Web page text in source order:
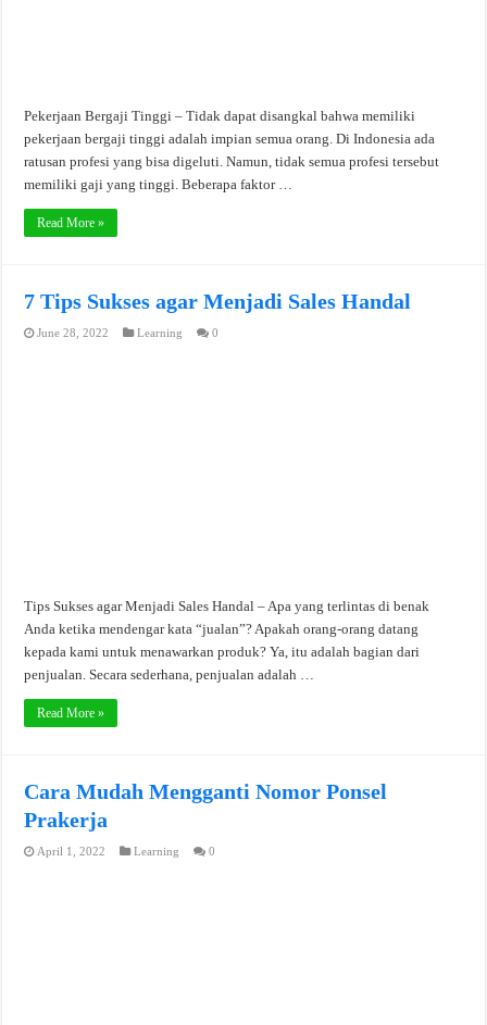
Pekerjaan Bergaji Tinggi – Tidak dapat disangkal bahwa memiliki
pekerjaan bergaji tinggi adalah impian semua orang. Di Indonesia ada
ratusan profesi yang bisa digeluti. Namun, tidak semua profesi tersebut
memiliki gaji yang tinggi. Beberapa faktor …
Read More »
7 Tips Sukses agar Menjadi Sales Handal
June 28, 2022 Learning 0
Tips Sukses agar Menjadi Sales Handal – Apa yang terlintas di benak
Anda ketika mendengar kata “jualan”? Apakah orang-orang datang
kepada kami untuk menawarkan produk? Ya, itu adalah bagian dari
penjualan. Secara sederhana, penjualan adalah …
Read More »
Cara Mudah Mengganti Nomor Ponsel
Prakerja
April 1, 2022 Learning 0